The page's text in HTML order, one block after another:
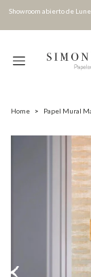
Showroom abierto de
Home > Papel Mural